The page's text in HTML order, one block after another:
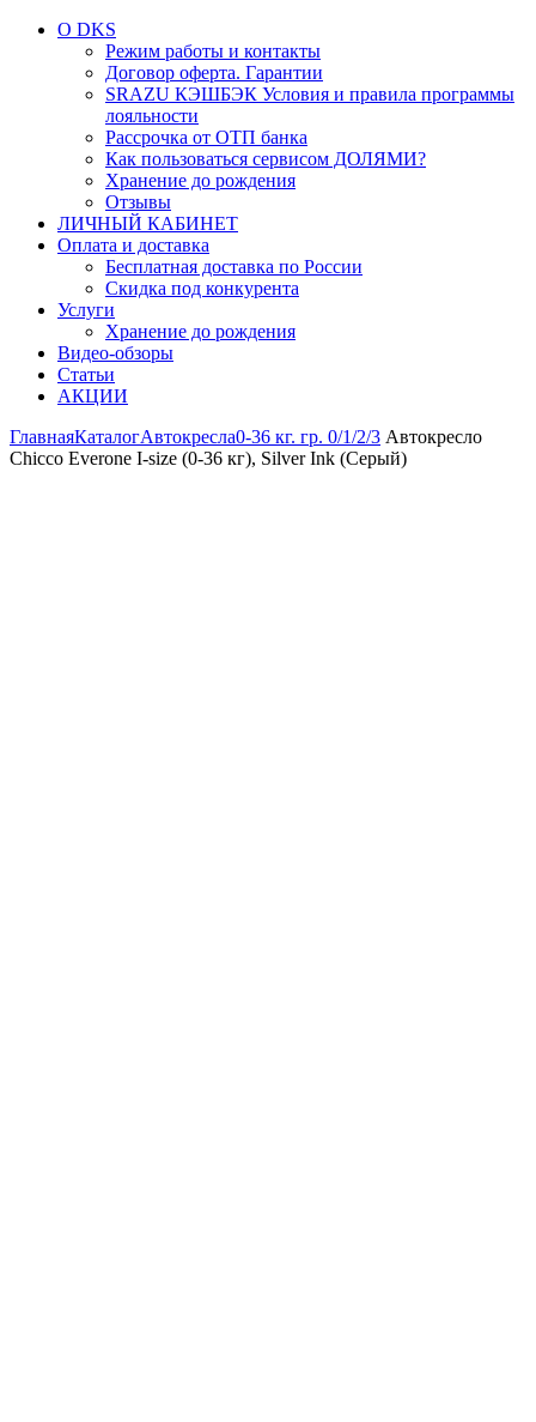
О DKS
Режим работы и контакты
Договор оферта. Гарантии
SRAZU КЭШБЭК Условия и правила программы
лояльности
Рассрочка от ОТП банка
Как пользоваться сервисом ДОЛЯМИ?
Хранение до рождения
Отзывы
ЛИЧНЫЙ КАБИНЕТ
Оплата и доставка
Бесплатная доставка по России
Скидка под конкурента
Услуги
Хранение до рождения
Видео-обзоры
Статьи
АКЦИИ
ГлавнаяКаталогАвтокресла0-36 кг. гр. 0/1/2/3 Автокресло
Chicco Everone I-size (0-36 кг), Silver Ink (Серый)